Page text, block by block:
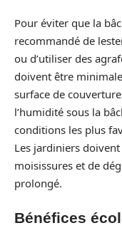
Pour éviter que la
recommandé de
ou d’utiliser des
doivent être
surface de
l’humidité sous la
conditions les plus
Les jardiniers
moisissures et de
prolongé.
Bénéfices